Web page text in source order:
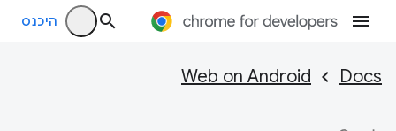
היכנס
Docs
Web on Android